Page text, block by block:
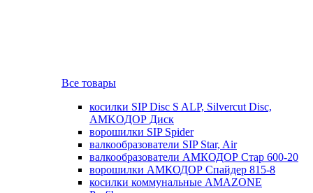
Все товары
косилки SIP Disc S ALP, Silvercut Disc,
AMKOДОР Диск
ворошилки SIP Spider
валкообразователи SIP Star, Air
валкообразователи АМКОДОР Стар 600-20
ворошилки АМКОДОР Спайдер 815-8
косилки коммунальные AMAZONE